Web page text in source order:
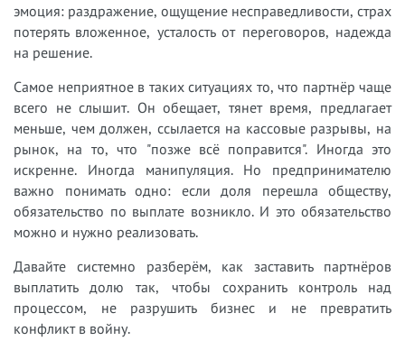
эмоция: раздражение, ощущение несправедливости, страх
потерять вложенное, усталость от переговоров, надежда
на решение.
Самое неприятное в таких ситуациях то, что партнёр чаще
всего не слышит. Он обещает, тянет время, предлагает
меньше, чем должен, ссылается на кассовые разрывы, на
рынок, на то, что "позже всё поправится". Иногда это
искренне. Иногда манипуляция. Но предпринимателю
важно понимать одно: если доля перешла обществу,
обязательство по выплате возникло. И это обязательство
можно и нужно реализовать.
Давайте системно разберём, как заставить партнёров
выплатить долю так, чтобы сохранить контроль над
процессом, не разрушить бизнес и не превратить
конфликт в войну.